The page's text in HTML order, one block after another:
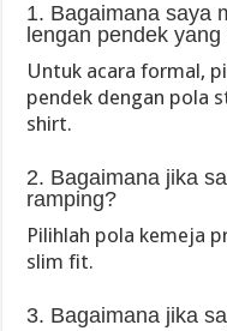
1. Bagaimana saya
lengan pendek
Untuk acara formal,
pendek dengan pola
shirt.
2. Bagaimana jika
ramping?
Pilihlah pola kemeja
slim fit.
3. Bagaimana jika